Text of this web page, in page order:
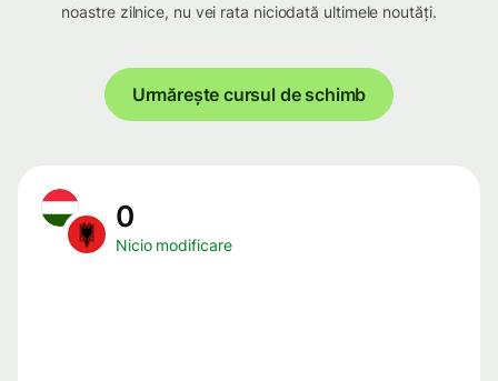
noastre zilnice, nu vei rata niciodată ultimele noutăți.
Urmărește cursul de schimb
0
Nicio modificare